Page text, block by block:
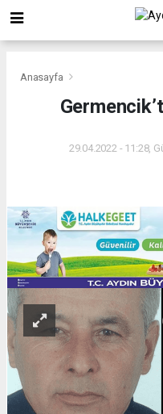
Anasayfa
29.04.2022 - 11:28,